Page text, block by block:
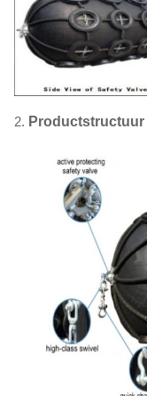
2. Productstructuur